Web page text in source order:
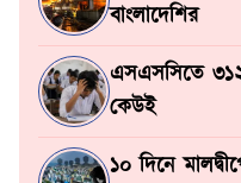
বাংলাদেশির
এসএসসিতে ৩১২
কেউই
১০ দিনে